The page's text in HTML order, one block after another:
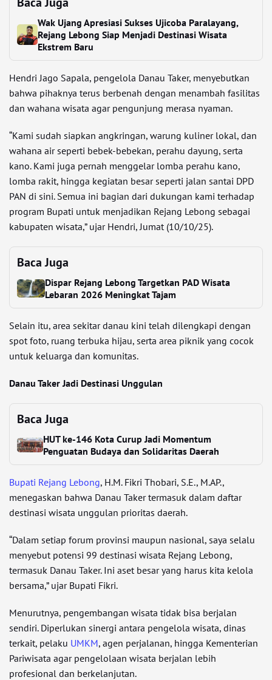
Wak Ujang Apresiasi Sukses Ujicoba Paralayang,
Rejang Lebong Siap Menjadi Destinasi Wisata
Ekstrem Baru
Hendri Jago Sapala, pengelola Danau Taker, menyebutkan
bahwa pihaknya terus berbenah dengan menambah fasilitas
dan wahana wisata agar pengunjung merasa nyaman.
“Kami sudah siapkan angkringan, warung kuliner lokal, dan
wahana air seperti bebek-bebekan, perahu dayung, serta
kano. Kami juga pernah menggelar lomba perahu kano,
lomba rakit, hingga kegiatan besar seperti jalan santai DPD
PAN di sini. Semua ini bagian dari dukungan kami terhadap
program Bupati untuk menjadikan Rejang Lebong sebagai
kabupaten wisata,” ujar Hendri, Jumat (10/10/25).
Baca Juga
Dispar Rejang Lebong Targetkan PAD Wisata
Lebaran 2026 Meningkat Tajam
Selain itu, area sekitar danau kini telah dilengkapi dengan
spot foto, ruang terbuka hijau, serta area piknik yang cocok
untuk keluarga dan komunitas.
Danau Taker Jadi Destinasi Unggulan
Baca Juga
HUT ke-146 Kota Curup Jadi Momentum
Penguatan Budaya dan Solidaritas Daerah
Bupati Rejang Lebong, H.M. Fikri Thobari, S.E., M.AP.,
menegaskan bahwa Danau Taker termasuk dalam daftar
destinasi wisata unggulan prioritas daerah.
“Dalam setiap forum provinsi maupun nasional, saya selalu
menyebut potensi 99 destinasi wisata Rejang Lebong,
termasuk Danau Taker. Ini aset besar yang harus kita kelola
bersama,” ujar Bupati Fikri.
Menurutnya, pengembangan wisata tidak bisa berjalan
sendiri. Diperlukan sinergi antara pengelola wisata, dinas
terkait, pelaku UMKM, agen perjalanan, hingga Kementerian
Pariwisata agar pengelolaan wisata berjalan lebih
profesional dan berkelanjutan.